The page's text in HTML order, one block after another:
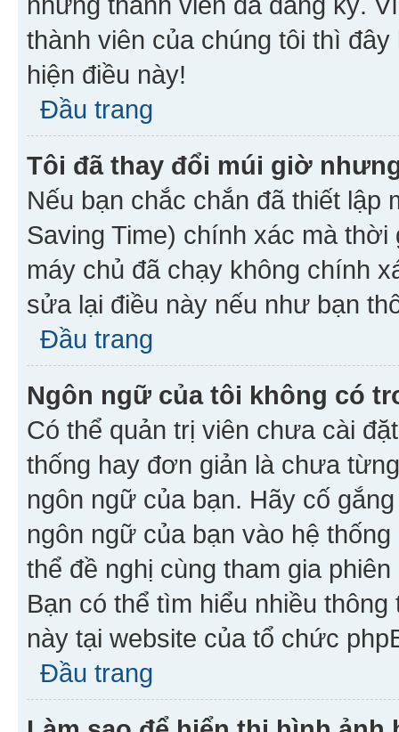
thành viên của chúng tôi thì
hiện điều này!
Đầu trang
Tôi đã thay đổi múi giờ
Nếu bạn chắc chắn đã thiết lập
Saving Time) chính xác mà
máy chủ đã chạy không chính
sửa lại điều này nếu như bạn
Đầu trang
Ngôn ngữ của tôi không có
Có thể quản trị viên chưa cài
thống hay đơn giản là chưa
ngôn ngữ của bạn. Hãy cố
ngôn ngữ của bạn vào hệ
thể đề nghị cùng tham gia
Bạn có thể tìm hiểu nhiều
này tại website của tổ chức
Đầu trang